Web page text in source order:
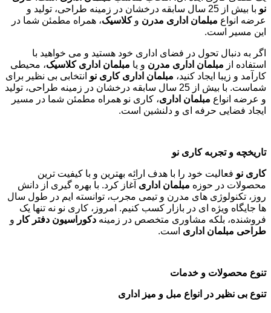
از جدیدترین تخفیف‌ها باخبر شوید
Email
مبلمان اداری کاری نو تجربه ای نوین در دکوراسیون و تجهیز
فضاهای اداری
در دنیای امروز، محیط کاری تأثیر بسزایی در بهره وری، رضایت
کارکنان و تصویر برند سازمان دارد. یکی از عناصر کلیدی در ایجاد
یک فضای کاری ایده آل، انتخاب مناسبمبلمان اداریاست.
نو
با بیش از 25 سال سابقه درخشان در زمینه طراحی، تولید و
عرضه انواعمبلمان اداری مدرنوکلاسیک، همراه مطمئن شما در
این مسیر است.
اگر به دنبال تحول در فضای اداری خود هستید و می خواهید با
و عرضه انواع
مبلمان اداری
ایجاد فضایی حرفه ای و دلنشین است.